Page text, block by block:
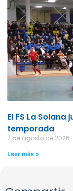
El FS La
temporada
7 de agosto de 2026
Leer más »